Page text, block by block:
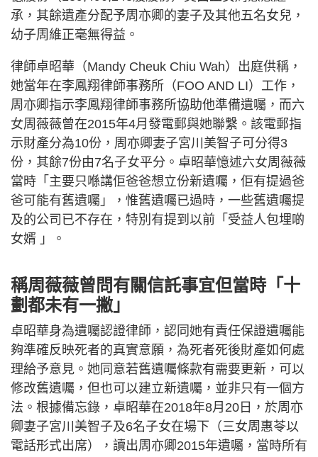
承，其餘遺產分配予周亦卿的妻子及其他五名女兒，
幼子周維正毫無得益。
律師卓昭華（Mandy Cheuk Chiu Wah）出庭供稱，
她當年在李鳳翔律師事務所（FOO AND LI）工作，
周亦卿指示李鳳翔律師事務所協助他準備遺囑，而六
女周薇薇曾在2015年4月發電郵與她聯繫。該電郵指
示財產分為10份，周亦卿妻子宮川美智子可分得3
份，其餘7份由7名子女平分。卓昭華憶述六女周薇薇
當時「主要只喺講佢爸爸想立份新遺囑，佢有提過爸
爸可能有舊遺囑」，惟舊遺囑已過時，一些舊遺囑提
及的公司已不存在，特別有提到以前「受益人包埋啲
女婿 」。
稱周薇薇曾問有關信託事宜但當時「十
劃都未有一撇」
卓昭華身為遺囑認證律師，認同她有責任保證遺囑能
夠準確反映死者的真實意願，為死者死後財產如何處
理給予意見。她同意若舊遺囑條款有需要更新，可以
修改舊遺囑，但也可以建立新遺囑，並非只有一個方
法。根據備忘錄，卓昭華在2018年8月20日，於周亦
卿妻子宮川美智子及6名子女在場下（三女周惠苓以
電話形式出席），讀出周亦卿2015年遺囑，當時所有